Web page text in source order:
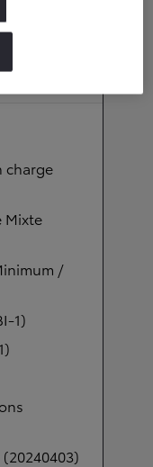
automatique
charge
Mixte
/
1)